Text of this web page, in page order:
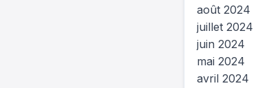
août 2024
juillet 2024
juin 2024
mai 2024
avril 2024